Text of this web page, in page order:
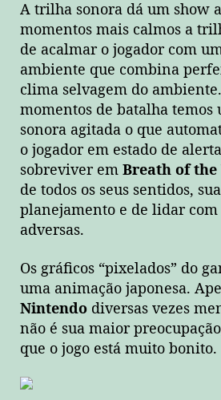
A trilha sonora dá um show
momentos mais calmos a
de acalmar o jogador com
ambiente que combina
clima selvagem do
momentos de batalha
sonora agitada o que
o jogador em estado de
sobreviver em Breath of
de todos os seus sentidos,
planejamento e de lidar com
adversas.
Os gráficos “pixelados” do
uma animação japonesa.
Nintendo diversas vezes
não é sua maior
que o jogo está muito bonito.